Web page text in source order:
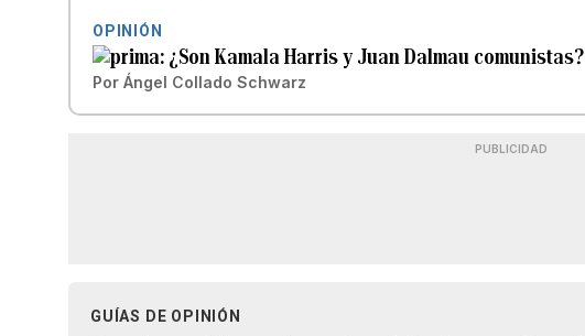
OPINIÓN
¿Son Kamala Harris y Juan Dalmau comunistas?
Por Ángel Collado Schwarz
PUBLICIDAD
GUÍAS DE OPINIÓN